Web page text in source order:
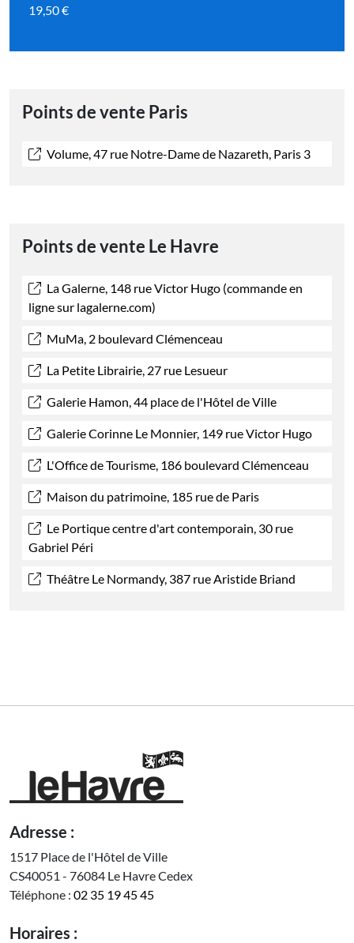
19,50 €
Points de vente Paris
Volume, 47 rue Notre-Dame de Nazareth, Paris 3
Points de vente Le Havre
La Galerne, 148 rue Victor Hugo (commande en
ligne sur lagalerne.com)
MuMa, 2 boulevard Clémenceau
La Petite Librairie, 27 rue Lesueur
Galerie Hamon, 44 place de l'Hôtel de Ville
Galerie Corinne Le Monnier, 149 rue Victor Hugo
L'Office de Tourisme, 186 boulevard Clémenceau
Maison du patrimoine, 185 rue de Paris
Le Portique centre d'art contemporain, 30 rue
Gabriel Péri
Théâtre Le Normandy, 387 rue Aristide Briand
Adresse :
1517 Place de l'Hôtel de Ville
CS40051 - 76084 Le Havre Cedex
Téléphone : 02 35 19 45 45
Horaires :